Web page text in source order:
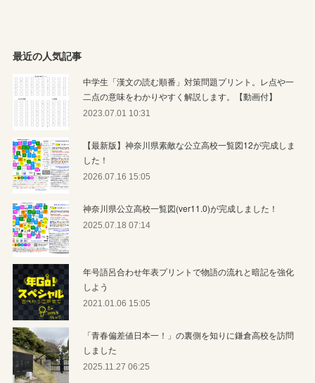
最近の人気記事
中学生「漢文の読む順番」対策問題プリント。レ点や一
二点の意味をわかりやすく解説します。【動画付】
2023.07.01 10:31
【最新版】神奈川県素敵な公立高校一覧図12が完成しま
した！
2026.07.16 15:05
神奈川県公立高校一覧図(ver11.0)が完成しました！
2025.07.18 07:14
年号語呂合わせ年表プリントで物語の流れと暗記を強化
しよう
2021.01.06 15:05
「青春偏差値日本一！」の裏側を知りに鎌倉高校を訪問
しました
2025.11.27 06:25